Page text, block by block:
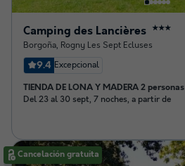
Camping des Lancières ★★★
Borgoña, Rogny Les Sept Ecluses
9.4 Excepcional
TIENDA DE LONA Y MADERA 2 personas
Del 23 al 30 sept, 7 noches, a partir de
Cancelación gratuita